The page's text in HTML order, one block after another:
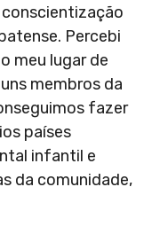
Percebi
meu lugar de
membros da
fazer
países
infantil e
da comunidade,